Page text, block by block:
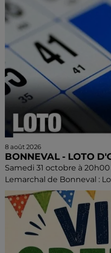
8 août 2026
BONNEVAL - LOTO
Samedi 31 octobre à
Lemarchal de Bonneval :